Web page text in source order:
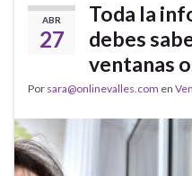
ABR
27
Toda la
debes
ventanas
Por sara@onlinevalles.com en